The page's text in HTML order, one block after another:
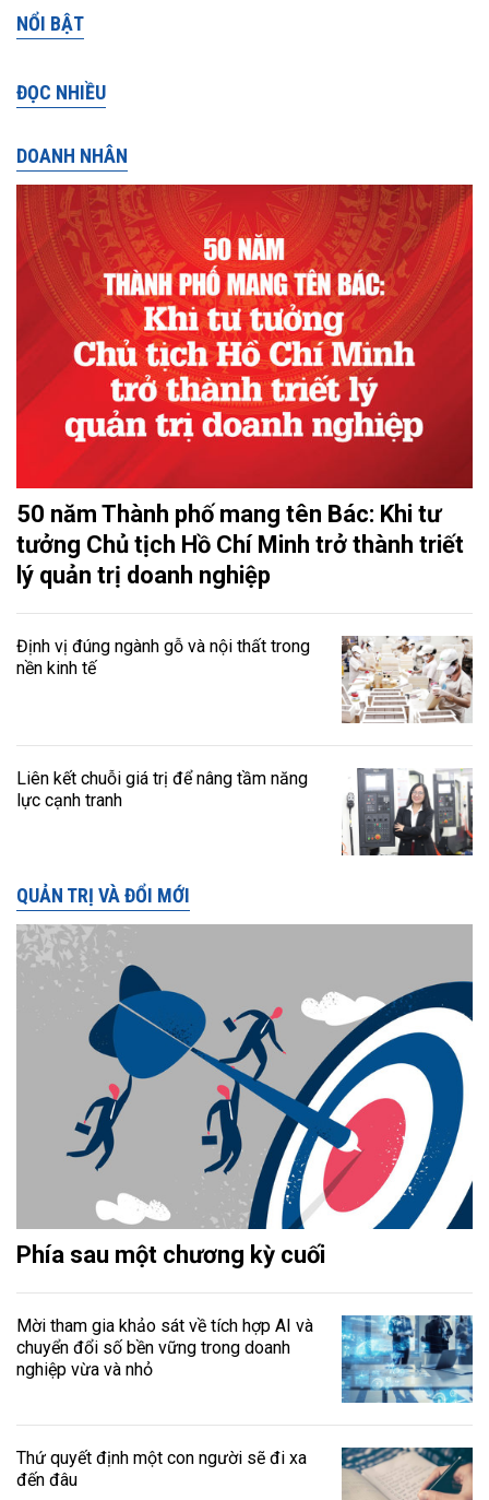
NỔI BẬT
ĐỌC NHIỀU
DOANH NHÂN
50 năm Thành phố mang tên Bác: Khi tư
tưởng Chủ tịch Hồ Chí Minh trở thành triết
lý quản trị doanh nghiệp
Định vị đúng ngành gỗ và nội thất trong
nền kinh tế
Liên kết chuỗi giá trị để nâng tầm năng
lực cạnh tranh
QUẢN TRỊ VÀ ĐỔI MỚI
Phía sau một chương kỳ cuối
Mời tham gia khảo sát về tích hợp AI và
chuyển đổi số bền vững trong doanh
nghiệp vừa và nhỏ
Thứ quyết định một con người sẽ đi xa
đến đâu